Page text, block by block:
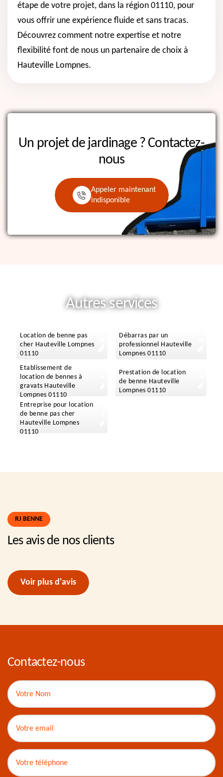
étape de votre projet, dans la région 01110, pour
vous offrir une expérience fluide et sans tracas.
Découvrez comment notre expertise et notre
flexibilité font de nous un partenaire de choix à
Hauteville Lompnes.
Un projet de jardinage ? Contactez-
nous
Appeler maintenant
indisponible
Autres services
Location de benne pas
cher Hauteville Lompnes
01110
Débarras par un
professionnel Hauteville
Lompnes 01110
Etablissement de
location de bennes à
gravats Hauteville
Lompnes 01110
Prestation de location
de benne Hauteville
Lompnes 01110
Entreprise pour location
de benne pas cher
Hauteville Lompnes
01110
RJ BENNE
Les avis de nos clients
Voir plus d'avis
Contactez-nous